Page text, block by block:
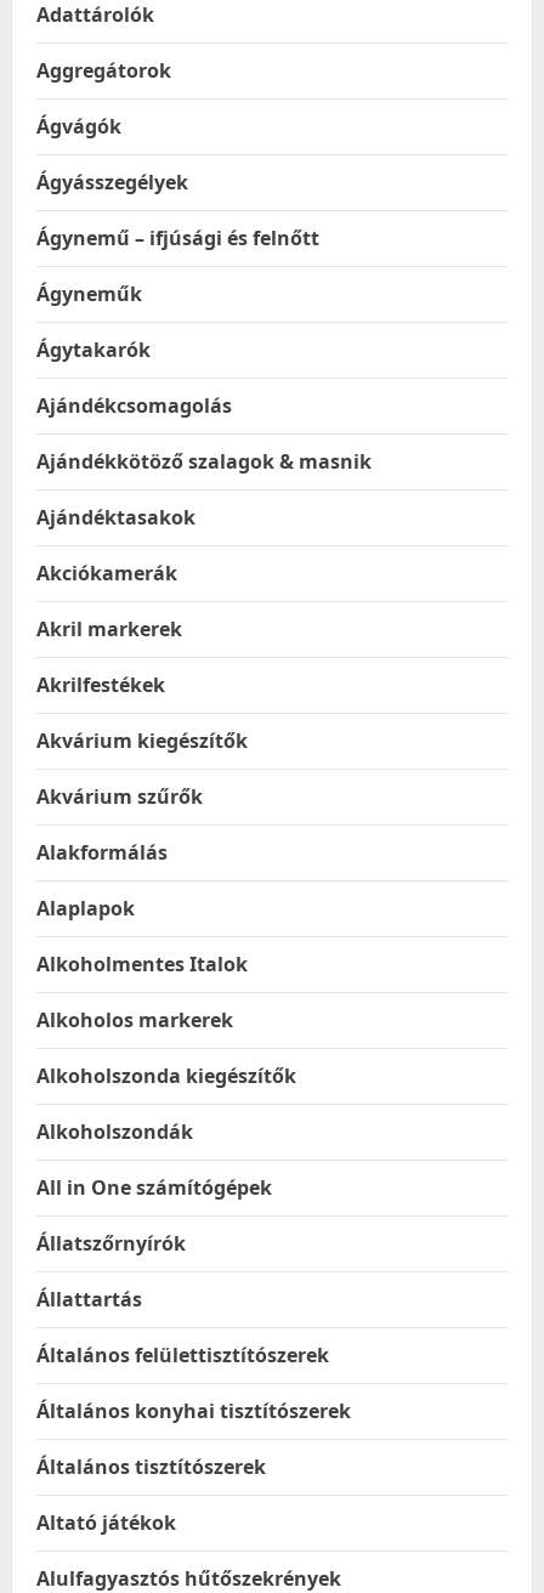
Adattárolók
Aggregátorok
Ágvágók
Ágyásszegélyek
Ágynemű – ifjúsági és felnőtt
Ágyneműk
Ágytakarók
Ajándékcsomagolás
Ajándékkötöző szalagok & masnik
Ajándéktasakok
Akciókamerák
Akril markerek
Akrilfestékek
Akvárium kiegészítők
Akvárium szűrők
Alakformálás
Alaplapok
Alkoholmentes Italok
Alkoholos markerek
Alkoholszonda kiegészítők
Alkoholszondák
All in One számítógépek
Állatszőrnyírók
Állattartás
Általános felülettisztítószerek
Általános konyhai tisztítószerek
Általános tisztítószerek
Altató játékok
Alulfagyasztós hűtőszekrények